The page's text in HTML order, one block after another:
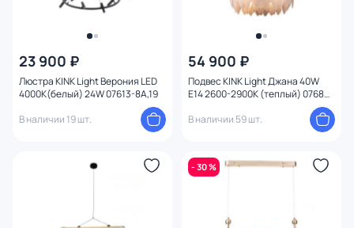
23 900 ₽
Люстра KINK Light Верония LED
4000K(белый) 24W 07613-8A,19
В наличии 19 шт.
54 900 ₽
Подвес KINK Light Джана 40W
E14 2600-2900К (теплый) 07680-
В наличии 59 шт.
- 30 %